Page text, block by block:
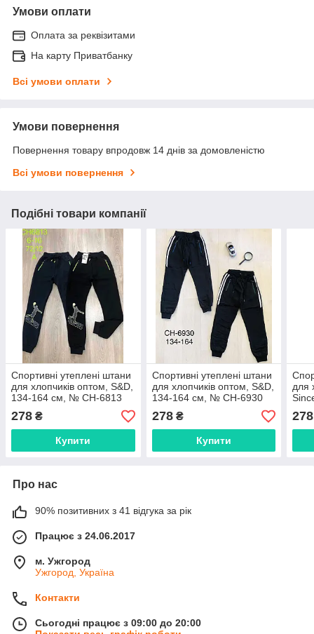
Умови оплати
Оплата за реквізитами
На карту Приватбанку
Всі умови оплати
Умови повернення
Повернення товару впродовж 14 днів за домовленістю
Всі умови повернення
Подібні товари компанії
Спортивні утеплені штани
для хлопчиків оптом, S&D,
134-164 см, № CH-6813
278 ₴
Купити
Спортивні утеплені штани
для хлопчиків оптом, S&D,
134-164 см, № CH-6930
278₴
Купити
для
LL-
278
Про нас
90% позитивних з 41 відгука за рік
Працює з 24.06.2017
м. Ужгород
Ужгород, Україна
Контакти
Сьогодні працює з 09:00 до 20:00